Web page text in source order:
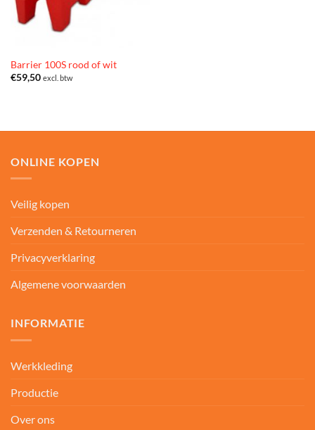
Barrier 100S rood of wit
€59,50 excl. btw
ONLINE KOPEN
Veilig kopen
Verzenden & Retourneren
Privacyverklaring
Algemene voorwaarden
INFORMATIE
Werkkleding
Productie
Over ons